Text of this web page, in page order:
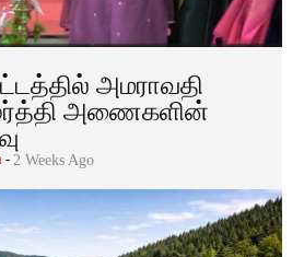
அமராவதி
அணைகளின்
- 2 Weeks Ago